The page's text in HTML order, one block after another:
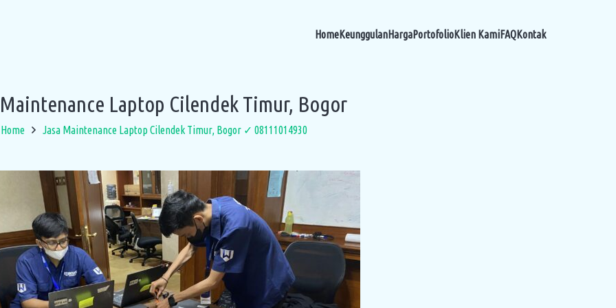
HomeKeunggulanHargaPortofolioKlien KamiFAQKontak
Laptop Cilendek Timur, Bogor
Home Jasa Maintenance Laptop Cilendek Timur, Bogor ✓ 08111014930